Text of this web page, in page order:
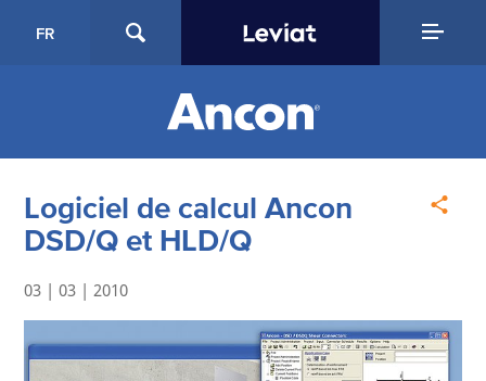
FR
Logiciel de calcul Ancon
DSD/Q et HLD/Q
03 | 03 | 2010